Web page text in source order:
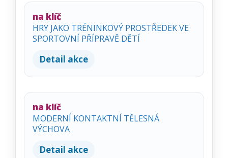
na klíč
HRY JAKO TRÉNINKOVÝ PROSTŘEDEK VE
SPORTOVNÍ PŘÍPRAVĚ DĚTÍ
Detail akce
na klíč
MODERNÍ KONTAKTNÍ TĚLESNÁ
VÝCHOVA
Detail akce